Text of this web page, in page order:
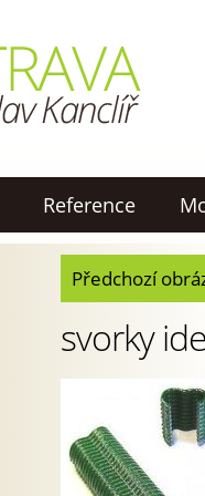
Reference
Předchozí
svorky